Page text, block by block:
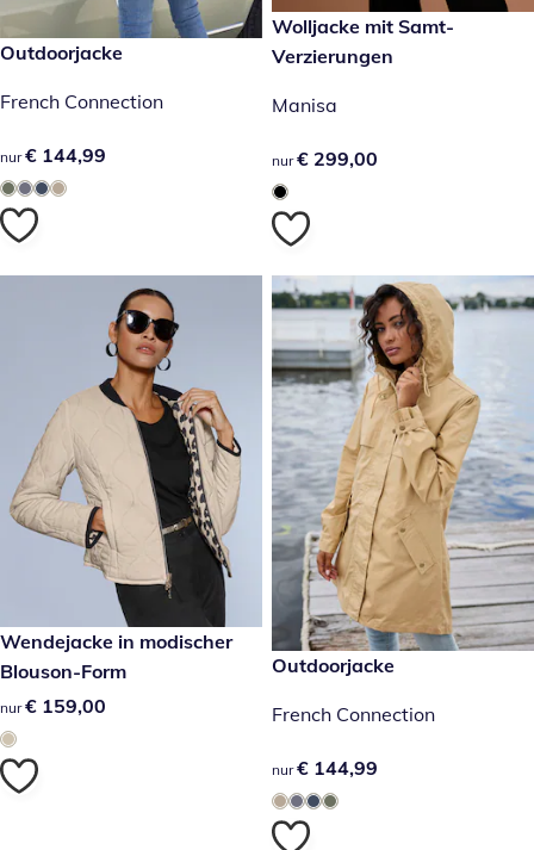
€ 144,99
Outdoorjacke
French Connection
€ 144,99
nur € 144,99
€ 299,00
Wolljacke mit Samt-
Verzierungen
Manisa
€ 299,00
nur € 299,00
€ 159,00
Wendejacke in modischer
Blouson-Form
€ 159,00
nur € 159,00
€ 144,99
Outdoorjacke
French Connection
€ 144,99
nur € 144,99